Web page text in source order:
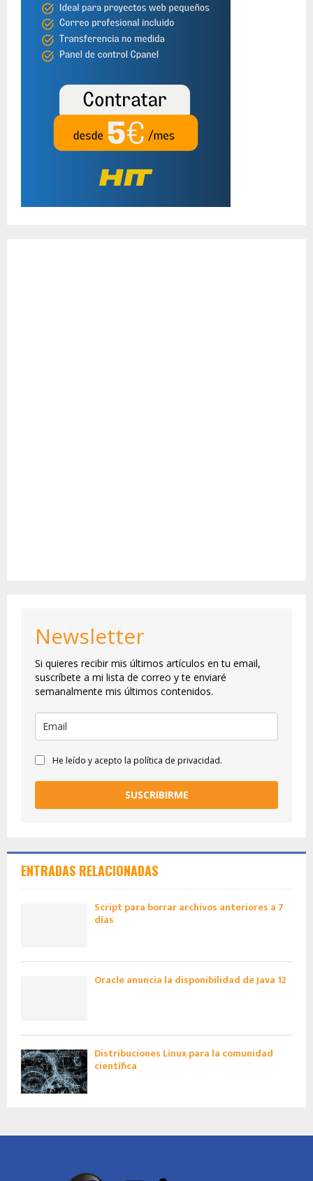
Newsletter
Si quieres recibir mis últimos artículos en tu email,
suscríbete a mi lista de correo y te enviaré
semanalmente mis últimos contenidos.
He leído y acepto la política de privacidad.
SUSCRIBIRME
ENTRADAS RELACIONADAS
Script para borrar archivos anteriores a 7
días
Oracle anuncia la disponibilidad de Java 12
Distribuciones Linux para la comunidad
científica